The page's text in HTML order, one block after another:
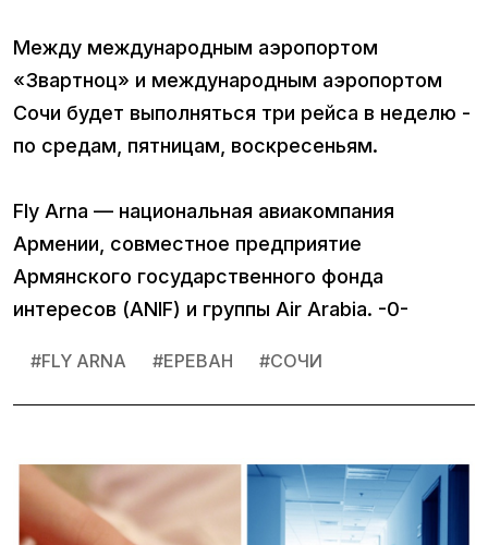
Между международным аэропортом
«Звартноц» и международным аэропортом
Сочи будет выполняться три рейса в неделю -
по средам, пятницам, воскресеньям.
Fly Arna — национальная авиакомпания
Армении, совместное предприятие
Армянского государственного фонда
интересов (ANIF) и группы Air Arabia. -0-
#FLY ARNA #ЕРЕВАН #СОЧИ